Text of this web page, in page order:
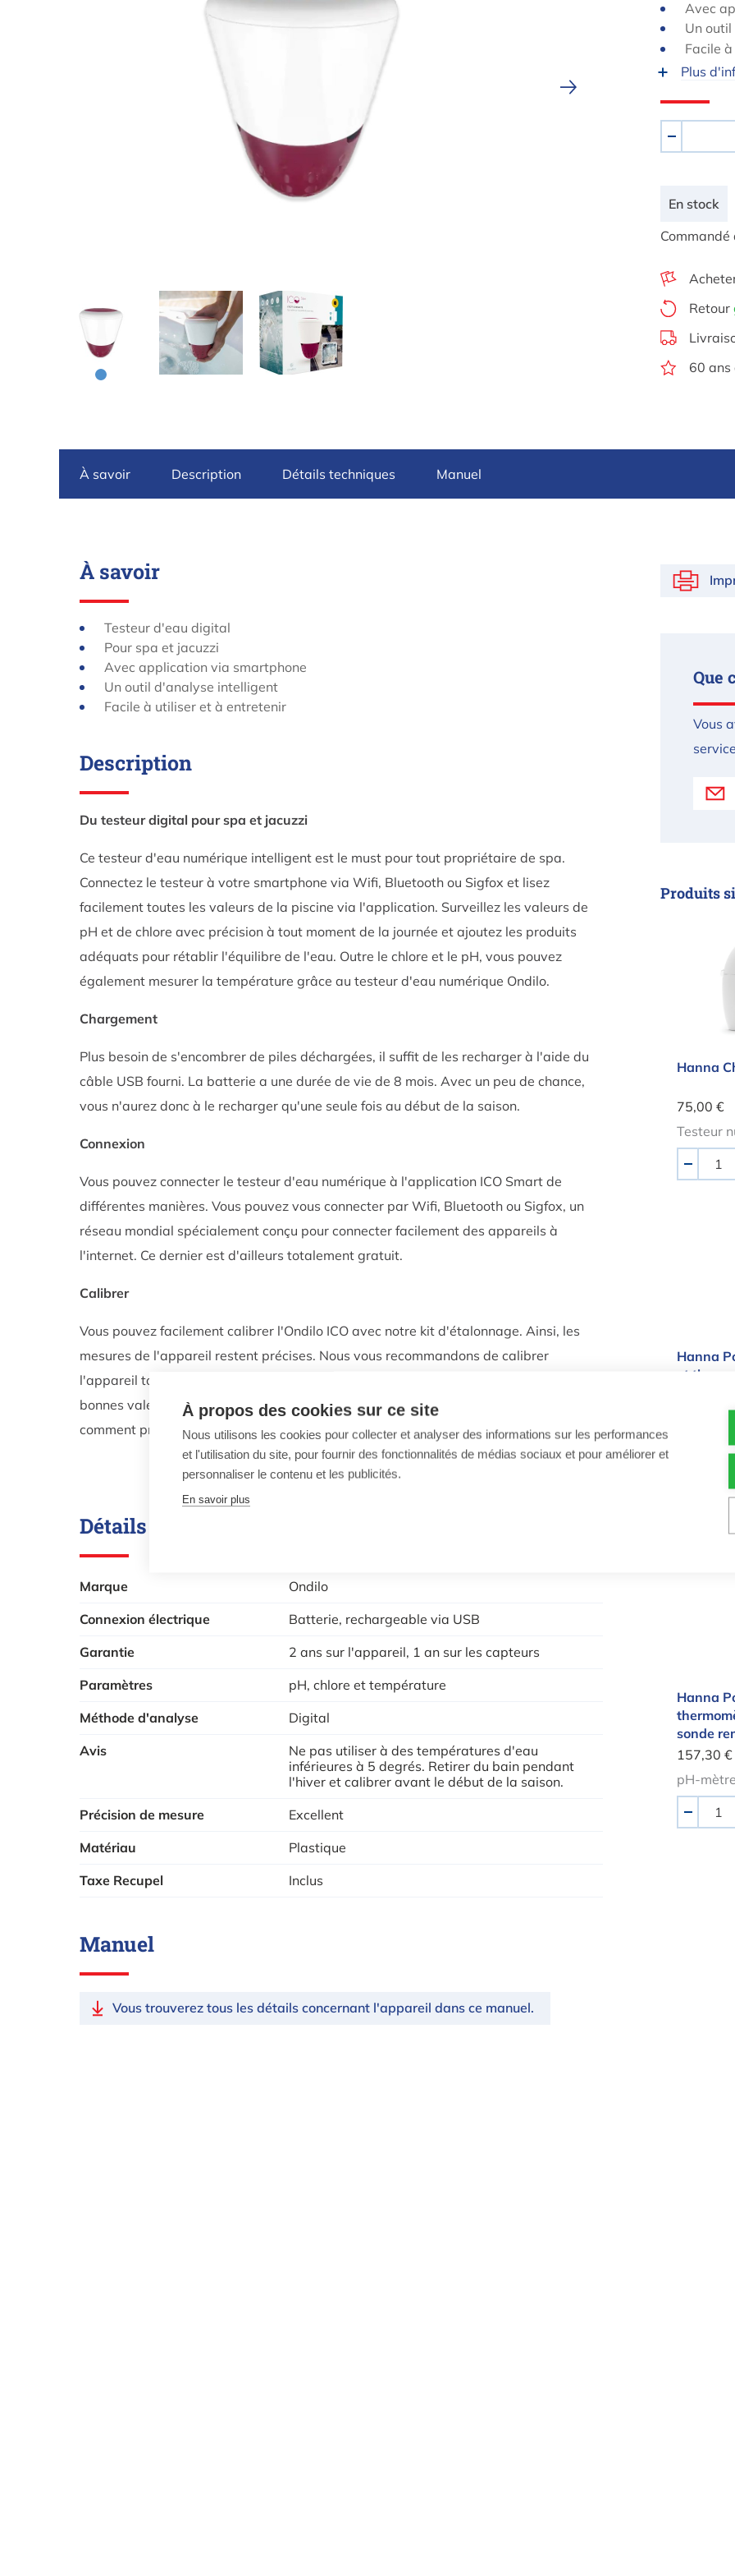
Avec
Un
Facile
Plus
-
En stock
Retour
60 ans
À savoir Description Détails techniques Manuel
À savoir
Testeur d'eau digital
Pour spa et jacuzzi
Avec application via smartphone
Un outil d'analyse intelligent
Facile à utiliser et à entretenir
Description
Du testeur digital pour spa et jacuzzi
Ce testeur d'eau numérique intelligent est le must pour tout propriétaire de spa.
Connectez le testeur à votre smartphone via Wifi, Bluetooth ou Sigfox et lisez
facilement toutes les valeurs de la piscine via l'application. Surveillez les valeurs de
pH et de chlore avec précision à tout moment de la journée et ajoutez les produits
adéquats pour rétablir l'équilibre de l'eau. Outre le chlore et le pH, vous pouvez
également mesurer la température grâce au testeur d'eau numérique Ondilo.
Chargement
Plus besoin de s'encombrer de piles déchargées, il suffit de les recharger à l'aide du
câble USB fourni. La batterie a une durée de vie de 8 mois. Avec un peu de chance,
vous n'aurez donc à le recharger qu'une seule fois au début de la saison.
Connexion
Vous pouvez connecter le testeur d'eau numérique à l'application ICO Smart de
différentes manières. Vous pouvez vous connecter par Wifi, Bluetooth ou Sigfox, un
réseau mondial spécialement conçu pour connecter facilement des appareils à
l'internet. Ce dernier est d'ailleurs totalement gratuit.
Calibrer
Vous pouvez facilement calibrer l'Ondilo ICO avec notre kit d'étalonnage. Ainsi, les
mesures de l'appareil restent précises. Nous vous recommandons de calibrer
l'appareil tous les ans. Cela permet de s'assurer que l'appareil mesure toujours les
bonnes valeurs. Vous trouverezici un tutoriel en lignequi vous expliquera exactement
comment procéder.
Détails techniques
Marque
Ondilo
Connexion électrique
Batterie, rechargeable via USB
Garantie
2 ans sur l'appareil, 1 an sur les capteurs
Paramètres
pH, chlore et température
Méthode d'analyse
Digital
Avis
Ne pas utiliser à des températures d'eau
inférieures à 5 degrés. Retirer du bain pendant
l'hiver et calibrer avant le début de la saison.
Précision de mesure
Excellent
Matériau
Plastique
Taxe Recupel
Inclus
Manuel
Vous trouverez tous les détails concernant l'appareil dans ce manuel.
Que
Vous
Produits
Hanna
75,00 €
Testeur
Quantité
Hanna
et
296,45 €
le pH,
et la
Hanna
sonde
157,30 €
pH-
Quantité
À propos des cookies sur ce site
Nous utilisons les cookies pour collecter et analyser des informations sur les performances
et l'utilisation du site, pour fournir des fonctionnalités de médias sociaux et pour améliorer et
personnaliser le contenu et les publicités.
En savoir plus